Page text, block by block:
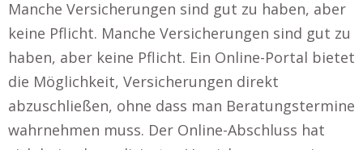
Manche Versicherungen sind gut zu haben, aber
keine Pflicht. Manche Versicherungen sind gut zu
haben, aber keine Pflicht. Ein Online-Portal bietet
die Möglichkeit, Versicherungen direkt
abzuschließen, ohne dass man Beratungstermine
wahrnehmen muss. Der Online-Abschluss hat